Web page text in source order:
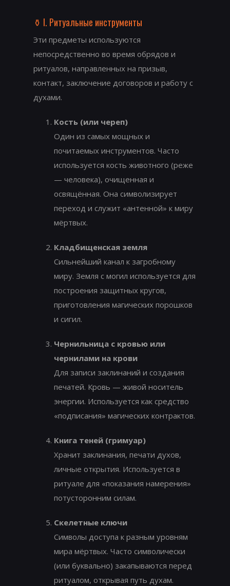
⚱️ I. Ритуальные инструменты
Эти предметы используются
непосредственно во время обрядов и
ритуалов, направленных на призыв,
контакт, заключение договоров и работу с
духами.
Кость (или череп)
Один из самых мощных и
почитаемых инструментов. Часто
используется кость животного (реже
— человека), очищенная и
освящённая. Она символизирует
переход и служит «антенной» к миру
мёртвых.
Кладбищенская земля
Сильнейший канал к загробному
миру. Земля с могил используется для
построения защитных кругов,
приготовления магических порошков
и сигил.
Чернильница с кровью или
чернилами на крови
Для записи заклинаний и создания
печатей. Кровь — живой носитель
энергии. Используется как средство
«подписания» магических контрактов.
Книга теней (гримуар)
Хранит заклинания, печати духов,
личные открытия. Используется в
ритуале для «показания намерения»
потусторонним силам.
Скелетные ключи
Символы доступа к разным уровням
мира мёртвых. Часто символически
(или буквально) закапываются перед
ритуалом, открывая путь духам.